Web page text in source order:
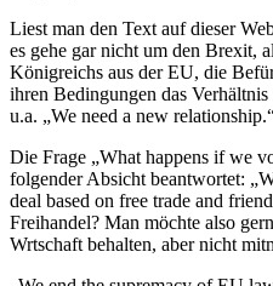
Liest man den Text auf dieser
es gehe gar nicht um den Brexit,
Königreichs aus der EU, die
ihren Bedingungen das
u.a. „We need a new
Die Frage „What happens if we
folgender Absicht beantwortet:
deal based on free trade and
Freihandel? Man möchte also
Wrtschaft behalten, aber nicht